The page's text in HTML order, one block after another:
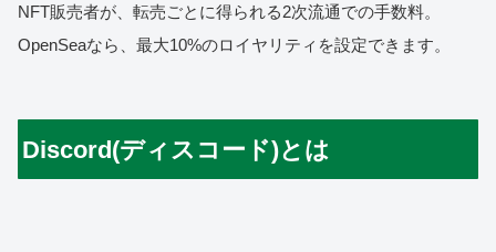
NFT販売者が、転売ごとに得られる2次流通での手数料。
OpenSeaなら、最大10%のロイヤリティを設定できます。
Discord(ディスコード)とは